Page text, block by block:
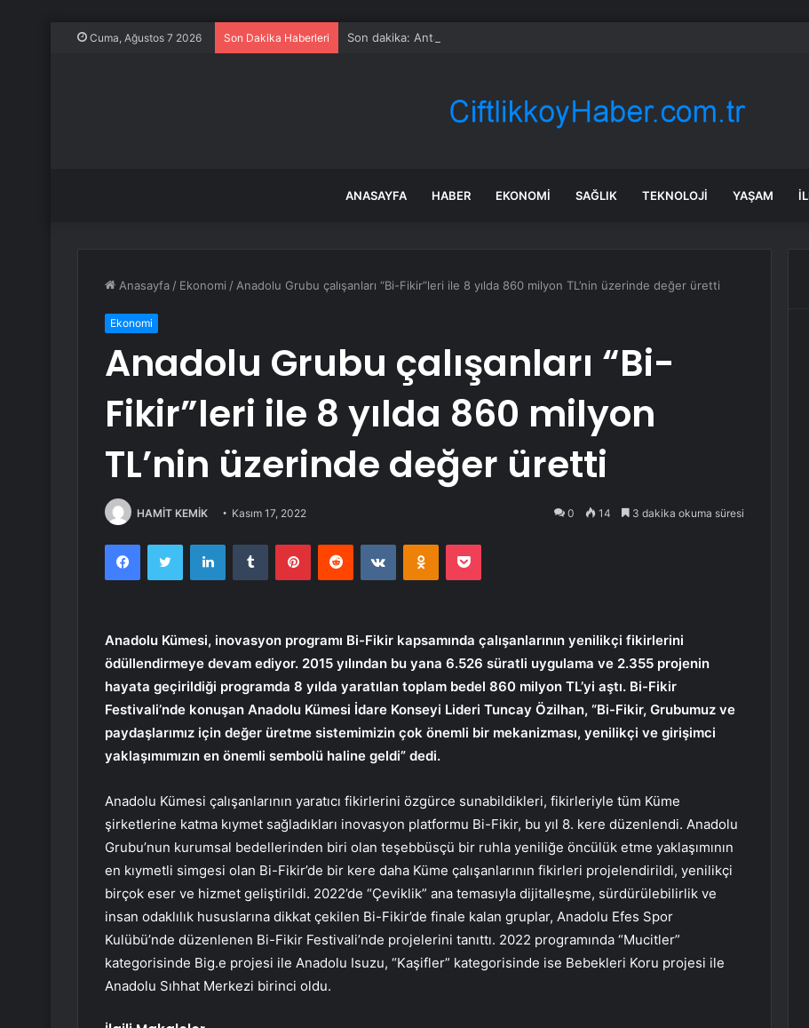
Cuma, Ağustos 7 2026 Son Dakika Haberleri Son dakika: Antalya’nın Kaş ilçesinde orman yangını çıktı
ANASAYFA HABER EKONOMI SAĞLIK TEKNOLOJI YAŞAM
Anasayfa / Ekonomi / Anadolu Grubu çalışanları “Bi-Fikir”leri ile 8 yılda 860 milyon TL’nin üzerinde değer üretti
Ekonomi
Anadolu Grubu çalışanları “Bi-
Fikir”leri ile 8 yılda 860 milyon
TL’nin üzerinde değer üretti
HAMİT KEMİK Kasım 17, 2022 0 14 3 dakika okuma süresi
FacebookTwitter LinkedInTumblr PinterestReddit VKontakteOdnoklassniki
Pocket
Anadolu Kümesi, inovasyon programı Bi-Fikir kapsamında çalışanlarının yenilikçi fikirlerini
ödüllendirmeye devam ediyor. 2015 yılından bu yana 6.526 süratli uygulama ve 2.355 projenin
hayata geçirildiği programda 8 yılda yaratılan toplam bedel 860 milyon TL’yi aştı. Bi-Fikir
Festivali’nde konuşan Anadolu Kümesi İdare Konseyi Lideri Tuncay Özilhan, “Bi-Fikir, Grubumuz ve
paydaşlarımız için değer üretme sistemimizin çok önemli bir mekanizması, yenilikçi ve girişimci
yaklaşımımızın en önemli sembolü haline geldi” dedi.
Anadolu Kümesi çalışanlarının yaratıcı fikirlerini özgürce sunabildikleri, fikirleriyle tüm Küme
şirketlerine katma kıymet sağladıkları inovasyon platformu Bi-Fikir, bu yıl 8. kere düzenlendi. Anadolu
Grubu’nun kurumsal bedellerinden biri olan teşebbüsçü bir ruhla yeniliğe öncülük etme yaklaşımının
en kıymetli simgesi olan Bi-Fikir’de bir kere daha Küme çalışanlarının fikirleri projelendirildi, yenilikçi
birçok eser ve hizmet geliştirildi. 2022’de “Çeviklik” ana temasıyla dijitalleşme, sürdürülebilirlik ve
insan odaklılık hususlarına dikkat çekilen Bi-Fikir’de finale kalan gruplar, Anadolu Efes Spor
Kulübü’nde düzenlenen Bi-Fikir Festivali’nde projelerini tanıttı. 2022 programında “Mucitler”
kategorisinde Big.e projesi ile Anadolu Isuzu, “Kaşifler” kategorisinde ise Bebekleri Koru projesi ile
Anadolu Sıhhat Merkezi birinci oldu.